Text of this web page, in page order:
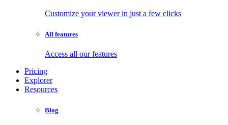
Customize your viewer in just a few clicks
All features
Access all our features
Pricing
Explorer
Resources
Blog